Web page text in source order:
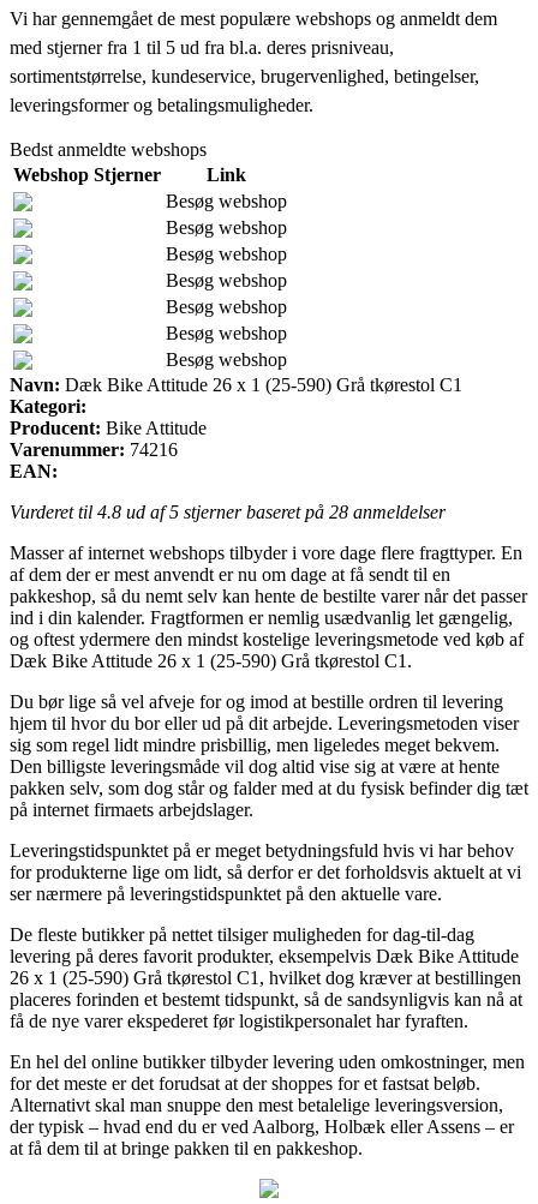
Vi har gennemgået de mest populære webshops og anmeldt dem
med stjerner fra 1 til 5 ud fra bl.a. deres prisniveau,
sortimentstørrelse, kundeservice, brugervenlighed, betingelser,
leveringsformer og betalingsmuligheder.
Bedst anmeldte webshops
Webshop Stjerner
Link
Besøg webshop
Besøg webshop
Besøg webshop
Besøg webshop
Besøg webshop
Besøg webshop
Besøg webshop
Navn: Dæk Bike Attitude 26 x 1 (25-590) Grå tkørestol C1
Kategori:
Producent: Bike Attitude
Varenummer: 74216
EAN:
Vurderet til 4.8 ud af 5 stjerner baseret på 28 anmeldelser
Masser af internet webshops tilbyder i vore dage flere fragttyper. En
af dem der er mest anvendt er nu om dage at få sendt til en
pakkeshop, så du nemt selv kan hente de bestilte varer når det passer
ind i din kalender. Fragtformen er nemlig usædvanlig let gængelig,
og oftest ydermere den mindst kostelige leveringsmetode ved køb af
Dæk Bike Attitude 26 x 1 (25-590) Grå tkørestol C1.
Du bør lige så vel afveje for og imod at bestille ordren til levering
hjem til hvor du bor eller ud på dit arbejde. Leveringsmetoden viser
sig som regel lidt mindre prisbillig, men ligeledes meget bekvem.
Den billigste leveringsmåde vil dog altid vise sig at være at hente
pakken selv, som dog står og falder med at du fysisk befinder dig tæt
på internet firmaets arbejdslager.
Leveringstidspunktet på er meget betydningsfuld hvis vi har behov
for produkterne lige om lidt, så derfor er det forholdsvis aktuelt at vi
ser nærmere på leveringstidspunktet på den aktuelle vare.
De fleste butikker på nettet tilsiger muligheden for dag-til-dag
levering på deres favorit produkter, eksempelvis Dæk Bike Attitude
26 x 1 (25-590) Grå tkørestol C1, hvilket dog kræver at bestillingen
placeres forinden et bestemt tidspunkt, så de sandsynligvis kan nå at
få de nye varer ekspederet før logistikpersonalet har fyraften.
En hel del online butikker tilbyder levering uden omkostninger, men
for det meste er det forudsat at der shoppes for et fastsat beløb.
Alternativt skal man snuppe den mest betalelige leveringsversion,
der typisk – hvad end du er ved Aalborg, Holbæk eller Assens – er
at få dem til at bringe pakken til en pakkeshop.